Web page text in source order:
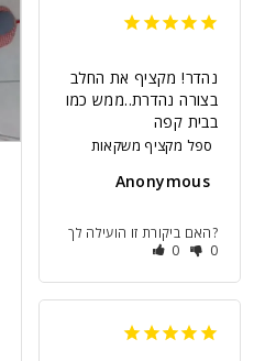
בבית קפה
ספל מקציף משקאות
Anonymous
האם ביקורת זו הועילה לך?
0
0